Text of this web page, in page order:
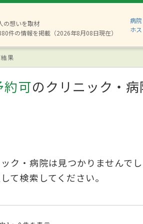
の想いを取材
件の情報を掲載（2026年8月08日現在）
病
ホ
果
約可のクリニック・病
ク・病院は見つかりませんでし
て検索してください。